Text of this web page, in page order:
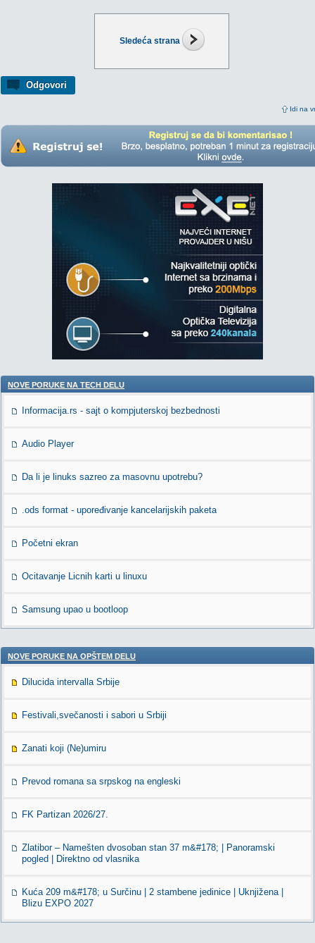
Sledeća strana
Odgovori
Idi na
NOVE PORUKE NA TECH DELU
Informacija.rs - sajt o kompjuterskoj bezbednosti
Audio Player
Da li je linuks sazreo za masovnu upotrebu?
.ods format - upoređivanje kancelarijskih paketa
Početni ekran
Ocitavanje Licnih karti u linuxu
Samsung upao u bootloop
NOVE PORUKE NA OPŠTEM DELU
Dilucida intervalla Srbije
Festivali,svečanosti i sabori u Srbiji
Zanati koji (Ne)umiru
Prevod romana sa srpskog na engleski
FK Partizan 2026/27.
Zlatibor – Namešten dvosoban stan 37 m&#178; | Panoramski
pogled | Direktno od vlasnika
Kuća 209 m&#178; u Surčinu | 2 stambene jedinice | Uknjižena |
Blizu EXPO 2027